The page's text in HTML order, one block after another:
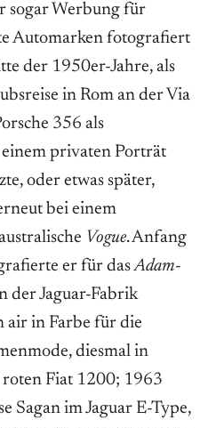
sogar Werbung für
Automarken fotografiert
der 1950er-Jahre, als
in Rom an der Via
356 als
privaten Porträt
oder etwas später,
bei einem
Vogue. Anfang
er für dasAdam-
der Jaguar-Fabrik
air in Farbe für die
diesmal in
Fiat 1200; 1963
Sagan im Jaguar E-Type,